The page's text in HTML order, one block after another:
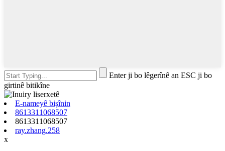
Enter ji bo lêgerînê an ESC ji bo
girtinê bitikîne
E-nameyê bişînin
8613311068507
8613311068507
ray.zhang.258
x